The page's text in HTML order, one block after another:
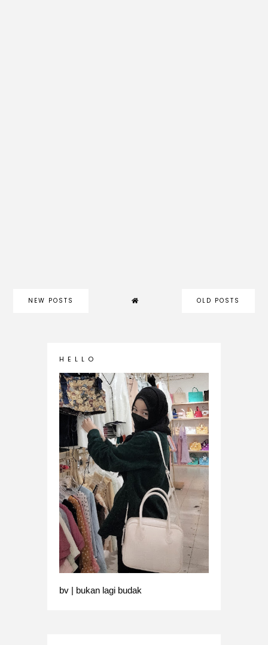
NEW POSTS OLD POSTS
H E L L O
bv | bukan lagi budak